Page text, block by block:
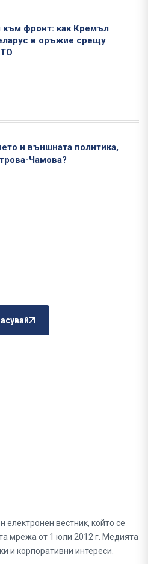
към фронт: как Кремъл
в оръжие срещу
и външната политика,
Чамова?
вестник, който се
мрежа от 1 юли 2012 г. Медията
и корпоративни интереси.